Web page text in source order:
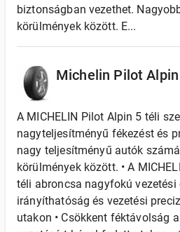
biztonságban vezethet.
körülmények között. E...
Michelin Pilot
A MICHELIN Pilot Alpin 5 téli
nagyteljesítményű fékezést és
nagy teljesítményű autók
körülmények között. • A
téli abroncsa nagyfokú vezetési
irányíthatóság és vezetési
utakon • Csökkent féktávolság